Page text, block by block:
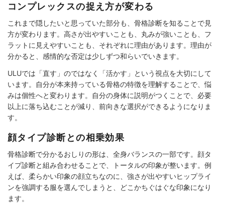
コンプレックスの捉え方が変わる
これまで隠したいと思っていた部分も、骨格診断を知ることで見
方が変わります。高さが出やすいことも、丸みが強いことも、フ
ラットに見えやすいことも、それぞれに理由があります。理由が
分かると、感情的な否定は少しずつ和らいでいきます。
ULUでは「直す」のではなく「活かす」という視点を大切にして
います。自分が本来持っている骨格の特徴を理解することで、悩
みは個性へと変わります。自分の身体に説明がつくことで、必要
以上に落ち込むことが減り、前向きな選択ができるようになりま
す。
顔タイプ診断との相乗効果
骨格診断で分かるおしりの形は、全身バランスの一部です。顔タ
イプ診断と組み合わせることで、トータルの印象が整います。例
えば、柔らかい印象の顔立ちなのに、強さが出やすいヒップライ
ンを強調する服を選んでしまうと、どこかちぐはぐな印象になり
ます。